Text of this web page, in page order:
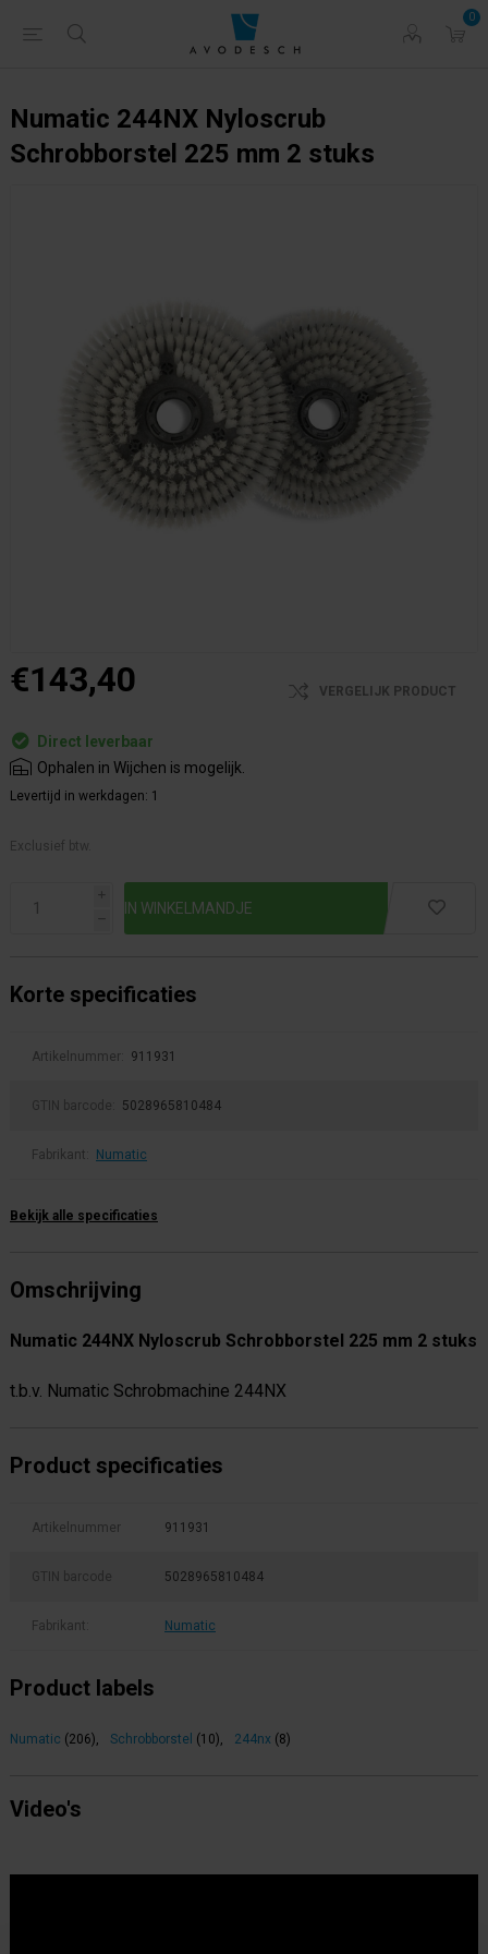
0
Numatic 244NX Nyloscrub
Schrobborstel 225 mm 2 stuks
€143,40 VERGELIJK PRODUCT
Direct leverbaar
Ophalen in Wijchen is mogelijk.
Levertijd in werkdagen: 1
Exclusief btw.
i
h
Korte specificaties
Artikelnummer: 911931
GTIN barcode: 5028965810484
Fabrikant: Numatic
Bekijk alle specificaties
Omschrijving
Numatic 244NX Nyloscrub Schrobborstel 225 mm 2 stuks
t.b.v. Numatic Schrobmachine 244NX
Product specificaties
Artikelnummer 911931
GTIN barcode 5028965810484
Fabrikant: Numatic
Product labels
Numatic (206), Schrobborstel (10), 244nx (8)
Video's